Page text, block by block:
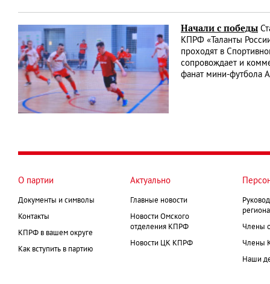
Начали с победы
КПРФ «Таланты
проходят в
сопровождает и
фанат мини-футбола
О партии
Документы и символы
Контакты
КПРФ в вашем округе
Как вступить в партию
Актуально
Главные новости
Новости Омского
отделения КПРФ
Новости ЦК КПРФ
Члены
Члены
Наши